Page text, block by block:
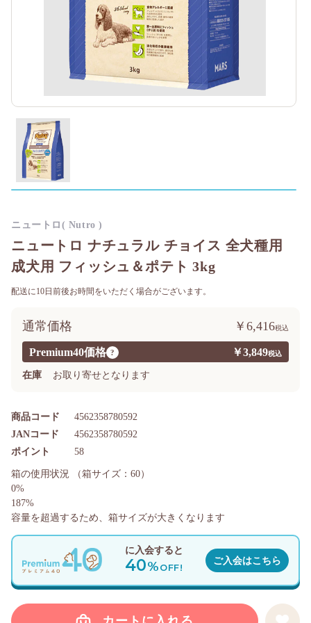
ニュートロ ナチュラル チョイス 全犬種用
成犬用 フィッシュ＆ポテト 3kg
配送に10日前後お時間をいただく場合がございます。
Premium40価格 ? ￥3,849
通常価格 ￥6,416
在庫 お取り寄せとなります
商品コード 4562358780592
ポイント 58
JANコード 4562358780592
ニュートロ( Nutro )
に入会すると
40%OFF!
ご入会はこちら
箱の使用状況
（箱サイズ：60）
0%
187%
容量を超過するため、箱サイズが大きくなります